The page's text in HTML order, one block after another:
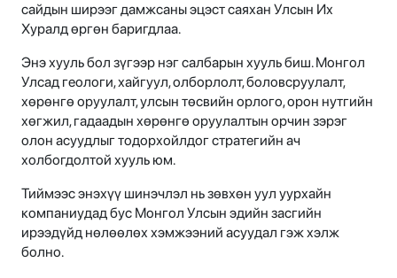
сайдын ширээг дамжсаны эцэст саяхан Улсын Их
Хуралд өргөн баригдлаа.
Энэ хууль бол зүгээр нэг салбарын хууль биш. Монгол
Улсад геологи, хайгуул, олборлолт, боловсруулалт,
хөрөнгө оруулалт, улсын төсвийн орлого, орон нутгийн
хөгжил, гадаадын хөрөнгө оруулалтын орчин зэрэг
олон асуудлыг тодорхойлдог стратегийн ач
холбогдолтой хууль юм.
Тиймээс энэхүү шинэчлэл нь зөвхөн уул уурхайн
компаниудад бус Монгол Улсын эдийн засгийн
ирээдүйд нөлөөлөх хэмжээний асуудал гэж хэлж
болно.